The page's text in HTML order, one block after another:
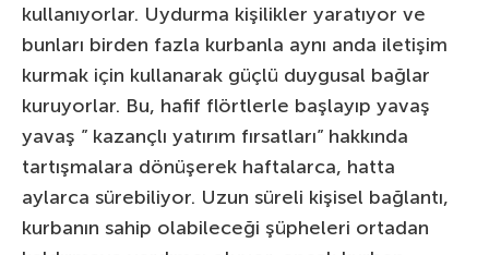
kullanıyorlar. Uydurma kişilikler yaratıyor ve
bunları birden fazla kurbanla aynı anda iletişim
kurmak için kullanarak güçlü duygusal bağlar
kuruyorlar. Bu, hafif flörtlerle başlayıp yavaş
yavaş ” kazançlı yatırım fırsatları” hakkında
tartışmalara dönüşerek haftalarca, hatta
aylarca sürebiliyor. Uzun süreli kişisel bağlantı,
kurbanın sahip olabileceği şüpheleri ortadan